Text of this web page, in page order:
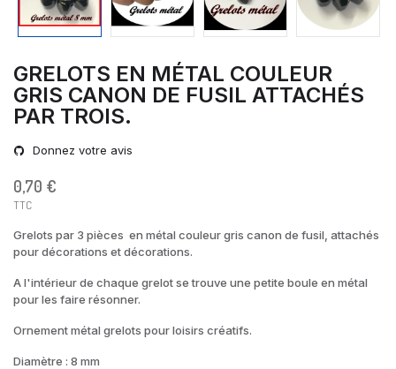
GRELOTS EN MÉTAL COULEUR
GRIS CANON DE FUSIL ATTACHÉS
PAR TROIS.
Donnez votre avis
0,70 €
TTC
Grelots par 3 pièces en métal couleur gris canon de fusil, attachés
pour décorations et décorations.
A l'intérieur de chaque grelot se trouve une petite boule en métal
pour les faire résonner.
Ornement métal grelots pour loisirs créatifs.
Diamètre : 8 mm